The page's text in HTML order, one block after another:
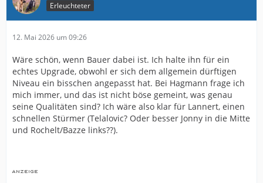
Erleuchteter
12. Mai 2026 um 09:26
Wäre schön, wenn Bauer dabei ist. Ich halte ihn für ein
echtes Upgrade, obwohl er sich dem allgemein dürftigen
Niveau ein bisschen angepasst hat. Bei Hagmann frage ich
mich immer, und das ist nicht böse gemeint, was genau
seine Qualitäten sind? Ich wäre also klar für Lannert, einen
schnellen Stürmer (Telalovic? Oder besser Jonny in die Mitte
und Rochelt/Bazze links??).